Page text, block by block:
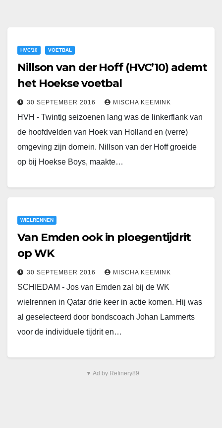
HVC'10 VOETBAL
Nillson van der Hoff (HVC’10) ademt
het Hoekse voetbal
30 SEPTEMBER 2016 MISCHA KEEMINK
HVH - Twintig seizoenen lang was de linkerflank van
de hoofdvelden van Hoek van Holland en (verre)
omgeving zijn domein. Nillson van der Hoff groeide
op bij Hoekse Boys, maakte…
WIELRENNEN
Van Emden ook in ploegentijdrit
op WK
30 SEPTEMBER 2016 MISCHA KEEMINK
SCHIEDAM - Jos van Emden zal bij de WK
wielrennen in Qatar drie keer in actie komen. Hij was
al geselecteerd door bondscoach Johan Lammerts
voor de individuele tijdrit en…
▼ Ad by Refinery89